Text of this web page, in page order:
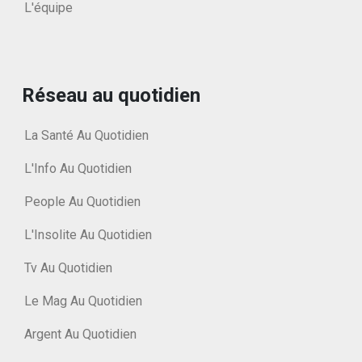
L'équipe
Réseau au quotidien
La Santé Au Quotidien
L'Info Au Quotidien
People Au Quotidien
L'Insolite Au Quotidien
Tv Au Quotidien
Le Mag Au Quotidien
Argent Au Quotidien